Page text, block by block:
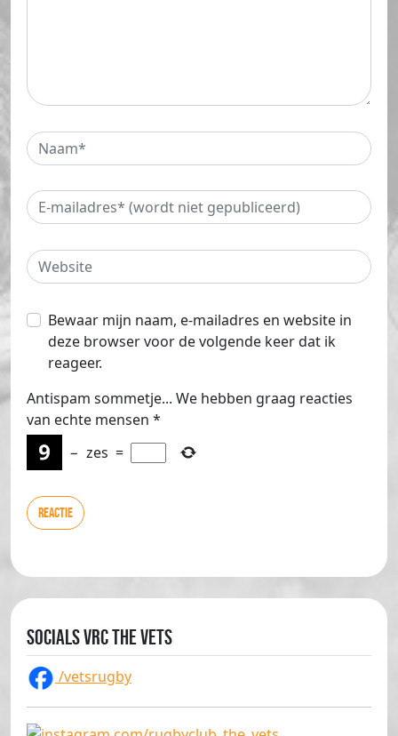
Bewaar mijn naam, e-mailadres en website in
deze browser voor de volgende keer dat ik
reageer.
Antispam sommetje... We hebben graag reacties
van echte mensen *
− zes =
Socials VRC The Vets
/vetsrugby